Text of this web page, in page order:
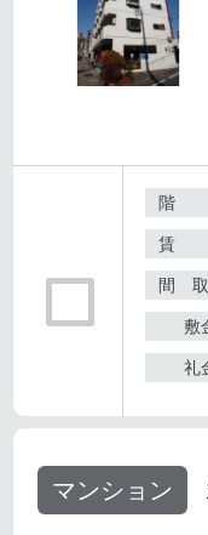
階
賃
間
敷
礼
マンション